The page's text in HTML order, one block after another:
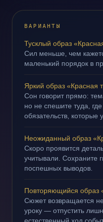
ВАРИАНТЫ
Тусклый образ
Сил меньше, чем
маленький порядок в
Яркий образ «Красная
Сон говорит прямо:
но не спешите туда,
обязательств, которые
Неожиданный образ
Скоро проявится
учитывали. Сохраните
поспешных выводов.
Повторяющийся образ
Сюжет возвращается
уроку — отпустить